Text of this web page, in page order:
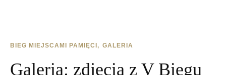
BIEG MIEJSCAMI PAMIĘCI GALERIA
Galeria: zdjęcia z V Biegu